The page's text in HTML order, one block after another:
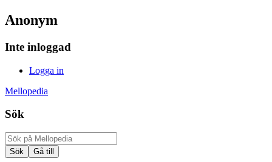
Anonym
Inte inloggad
Logga in
Mellopedia
Sök